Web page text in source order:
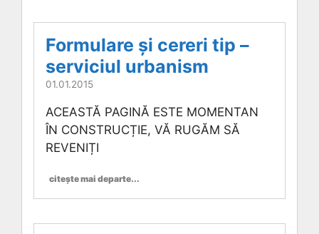
Formulare și cereri tip –
serviciul urbanism
01.01.2015
ACEASTĂ PAGINĂ ESTE MOMENTAN
ÎN CONSTRUCȚIE, VĂ RUGĂM SĂ
REVENIȚI
citește mai departe...